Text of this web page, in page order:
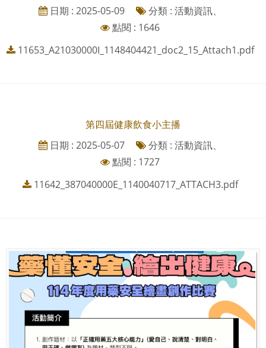
日期 : 2025-05-09
分類 : 活動資訊、
點閱 : 1646
11653_A21030000I_1148404421_doc2_15_Attach1.pdf
第四屆健康飲食小主播
日期 : 2025-05-07
分類 : 活動資訊、
點閱 : 1727
11642_387040000E_1140040717_ATTACH3.pdf